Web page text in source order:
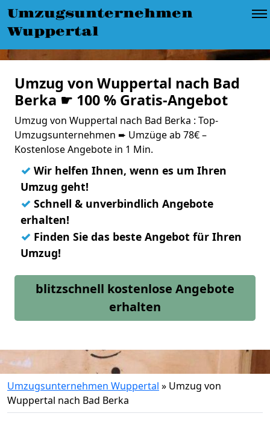
Umzugsunternehmen
Wuppertal
Umzug von Wuppertal nach Bad
Berka ☛ 100 % Gratis-Angebot
Umzug von Wuppertal nach Bad Berka : Top-
Umzugsunternehmen ➨ Umzüge ab 78€ –
Kostenlose Angebote in 1 Min.
✓ Wir helfen Ihnen, wenn es um Ihren
Umzug geht!
✓ Schnell & unverbindlich Angebote
erhalten!
✓ Finden Sie das beste Angebot für Ihren
Umzug!
blitzschnell kostenlose Angebote
erhalten
Umzugsunternehmen Wuppertal » Umzug von
Wuppertal nach Bad Berka